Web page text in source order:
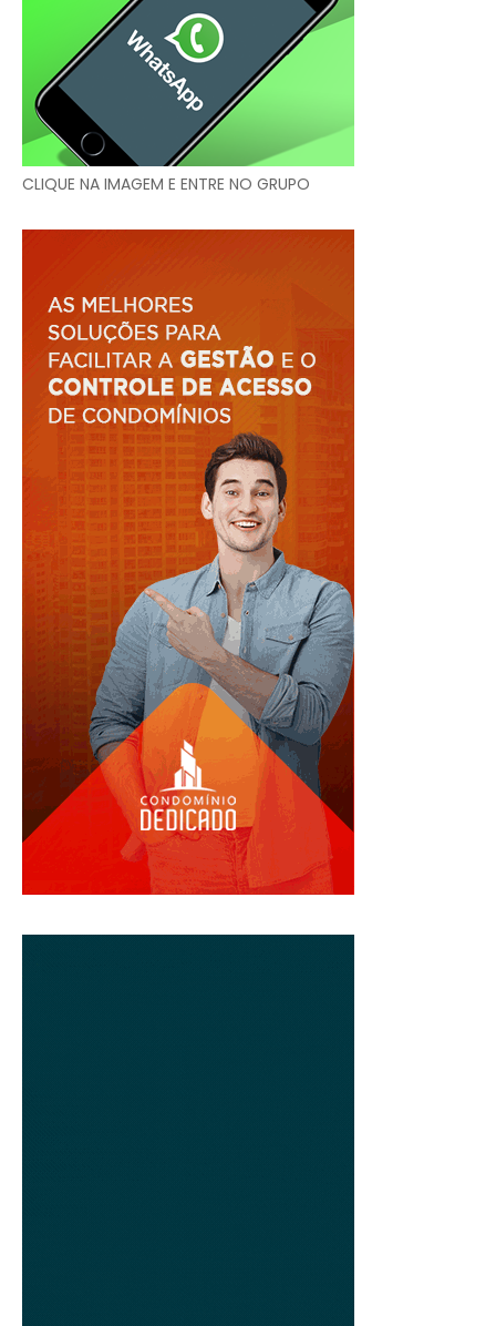
CLIQUE NA IMAGEM E ENTRE NO GRUPO